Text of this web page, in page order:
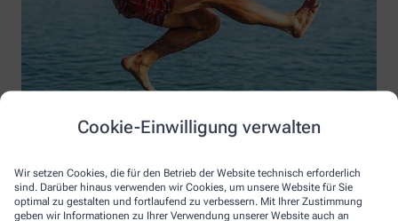
Cookie-Einwilligung verwalten
Wir setzen Cookies, die für den Betrieb der Website technisch erforderlich
sind. Darüber hinaus verwenden wir Cookies, um unsere Website für Sie
optimal zu gestalten und fortlaufend zu verbessern. Mit Ihrer Zustimmung
geben wir Informationen zu Ihrer Verwendung unserer Website auch an